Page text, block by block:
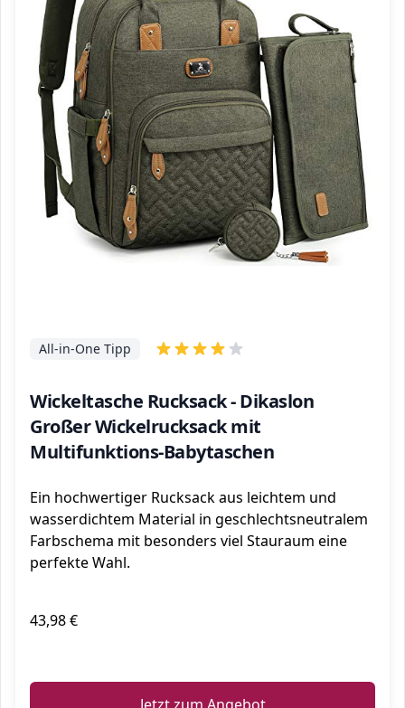
Wickeltasche Rucksack - Dikaslon
Großer Wickelrucksack mit
Multifunktions-Babytaschen
All-in-One Tipp
Ein hochwertiger Rucksack aus leichtem und
wasserdichtem Material in geschlechtsneutralem
Farbschema mit besonders viel Stauraum eine
perfekte Wahl.
43,98 €